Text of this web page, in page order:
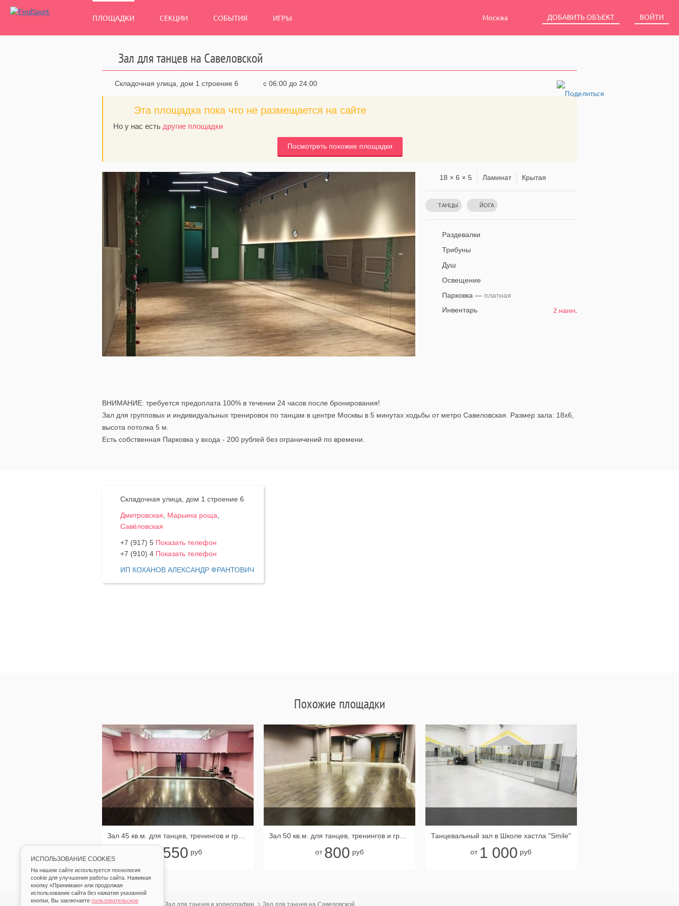
ИСПОЛЬЗОВАНИЕ COOKIES
На нашем сайте используется технология
cookie для улучшения работы сайта. Нажимая
кнопку «Принимаю» или продолжая
использование сайта без нажатия указанной
кнопки, Вы заключаете пользовательское
ПЛОЩАДКИ СЕКЦИИ СОБЫТИЯ ИГРЫ Москва ДОБАВИТЬ ОБЪЕКТ ВОЙТИ
Зал для танцев на Савеловской
Складочная улица, дом 1 строение 6 с 06:00 до 24:00
Эта площадка пока что не размещается на сайте
Но у нас есть другие площадки
Посмотреть похожие площадки
18 × 6 × 5 Ламинат Крытая
ТАНЦЫ ЙОГА
Раздевалки
Трибуны
Душ
Освещение
Парковка — платная
Инвентарь
2 наим.
ВНИМАНИЕ: требуется предоплата 100% в течении 24 часов после бронирования!
Зал для групповых и индивидуальных тренировок по танцам в центре Москвы в 5 минутах ходьбы от метро Савеловская. Размер зала: 18х6,
высота потолка 5 м.
Есть собственная Парковка у входа - 200 рублей без ограничений по времени.
Складочная улица, дом 1 строение 6
Дмитровская, Марьина роща,
Савёловская
+7 (917) 5 Показать телефон
+7 (910) 4 Показать телефон
ИП КОХАНОВ АЛЕКСАНДР ФРАНТОВИЧ
Похожие площадки
Зал 45 кв.м. для танцев, тренингов и групповых занятий
550 руб
Зал 50 кв.м. для танцев, тренингов и групповых занятий
от 800 руб
Танцевальный зал в Школе хастла "Smile"
от 1 000 руб